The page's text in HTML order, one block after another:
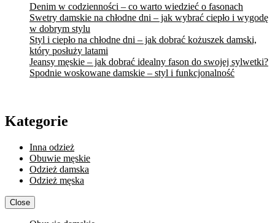
Denim w codzienności – co warto wiedzieć o fasonach
Swetry damskie na chłodne dni – jak wybrać ciepło i wygodę
w dobrym stylu
Styl i ciepło na chłodne dni – jak dobrać kożuszek damski,
który posłuży latami
Jeansy męskie – jak dobrać idealny fason do swojej sylwetki?
Spodnie woskowane damskie – styl i funkcjonalność
Kategorie
Inna odzież
Obuwie męskie
Odzież damska
Odzież męska
Close